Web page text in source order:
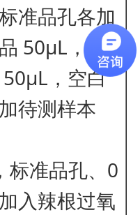
准品孔各加
50μL，0 值
，空白
待测样本
标准品孔、0
入辣根过氧